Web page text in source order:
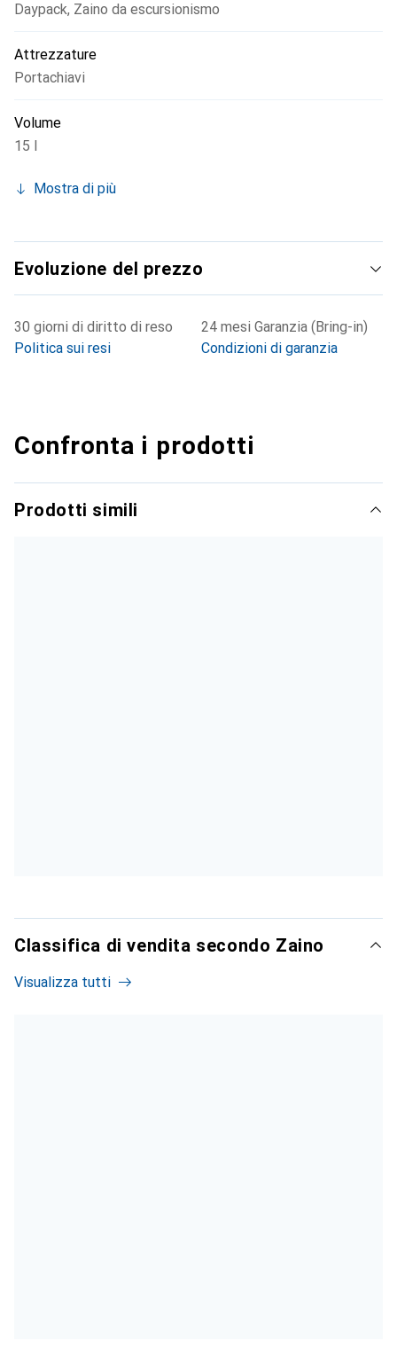
Daypack, Zaino da escursionismo
Attrezzature
Portachiavi
Volume
15 l
Mostra di più
Evoluzione del prezzo
30 giorni di diritto di reso
Politica sui resi
24 mesi Garanzia (Bring-in)
Condizioni di garanzia
Confronta i prodotti
Prodotti simili
Classifica di vendita secondo Zaino
Visualizza tutti